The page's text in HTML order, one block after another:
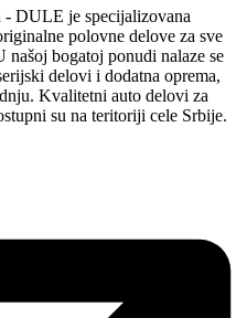
DULE je specijalizovana
polovne delove za sve
bogatoj ponudi nalaze se
delovi i dodatna oprema,
Kvalitetni auto delovi za
su na teritoriji cele Srbije.